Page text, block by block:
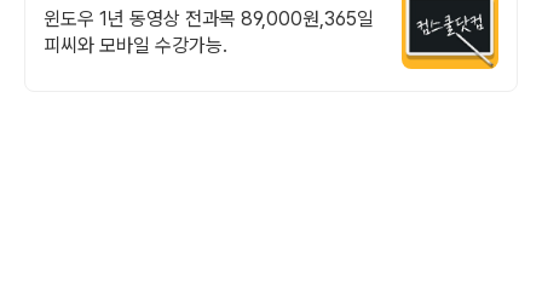
기프티콘!
윈도우 1년 동영상 전과목 89,000원,365일
피씨와 모바일 수강가능.